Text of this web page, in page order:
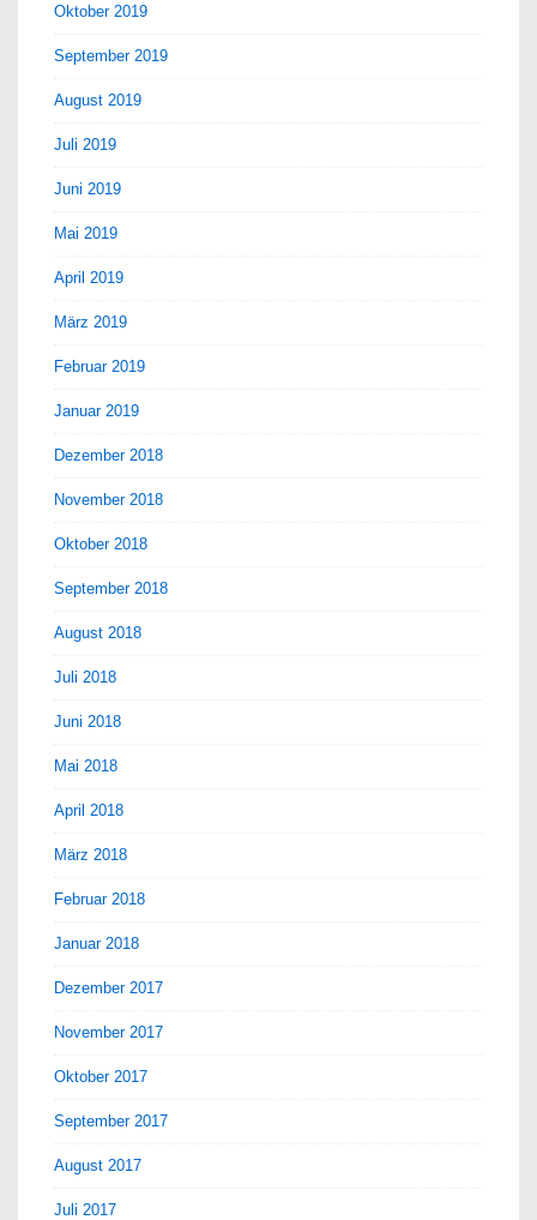
Oktober 2019
September 2019
August 2019
Juli 2019
Juni 2019
Mai 2019
April 2019
März 2019
Februar 2019
Januar 2019
Dezember 2018
November 2018
Oktober 2018
September 2018
August 2018
Juli 2018
Juni 2018
Mai 2018
April 2018
März 2018
Februar 2018
Januar 2018
Dezember 2017
November 2017
Oktober 2017
September 2017
August 2017
Juli 2017